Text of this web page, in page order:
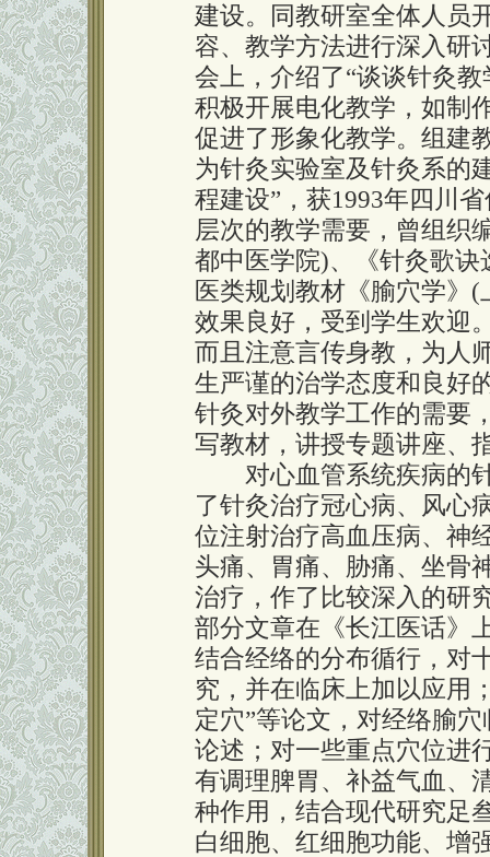
建设。同教研室全体人员
容、教学方法进行深入研
会上，介绍了“谈谈针灸
积极开展电化教学，如制
促进了形象化教学。组建
为针灸实验室及针灸系的
程建设”，获1993年四川
层次的教学需要，曾组织
都中医学院)、《针灸歌
医类规划教材《腧穴学》
效果良好，受到学生欢迎
而且注意言传身教，为人
生严谨的治学态度和良好
针灸对外教学工作的需要
写教材，讲授专题讲座、
对心血管系统疾病的针
了针灸治疗冠心病、风心
位注射治疗高血压病、神
头痛、胃痛、胁痛、坐骨
治疗，作了比较深入的研
部分文章在《长江医话》
结合经络的分布循行，对
究，并在临床上加以应用
定穴”等论文，对经络腧
论述；对一些重点穴位进
有调理脾胃、补益气血、
种作用，结合现代研究足
白细胞、红细胞功能、增